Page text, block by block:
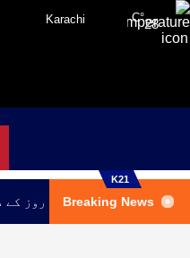
28
°C
Karachi
K21
Breaking News
کراچی میں اگلے تین روز کے